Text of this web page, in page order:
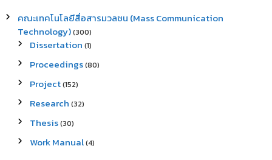
คณะเทคโนโลยีสื่อสารมวลชน (Mass Communication
Technology)(300)
Dissertation (1)
Proceedings(80)
Project(152)
Research (32)
Thesis(30)
Work Manual(4)